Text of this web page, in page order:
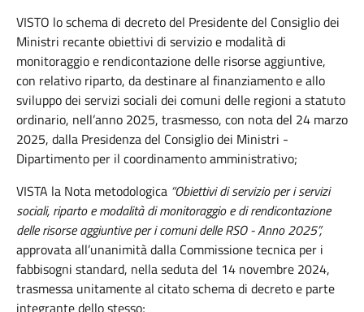
VISTO lo schema di decreto del Presidente del Consiglio dei
Ministri recante obiettivi di servizio e modalità di
monitoraggio e rendicontazione delle risorse aggiuntive,
con relativo riparto, da destinare al finanziamento e allo
sviluppo dei servizi sociali dei comuni delle regioni a statuto
ordinario, nell’anno 2025, trasmesso, con nota del 24 marzo
2025, dalla Presidenza del Consiglio dei Ministri -
Dipartimento per il coordinamento amministrativo;
VISTA la Nota metodologica “Obiettivi di servizio per i servizi
sociali, riparto e modalità di monitoraggio e di rendicontazione
delle risorse aggiuntive per i comuni delle RSO - Anno 2025”,
approvata all’unanimità dalla Commissione tecnica per i
fabbisogni standard, nella seduta del 14 novembre 2024,
trasmessa unitamente al citato schema di decreto e parte
integrante dello stesso;